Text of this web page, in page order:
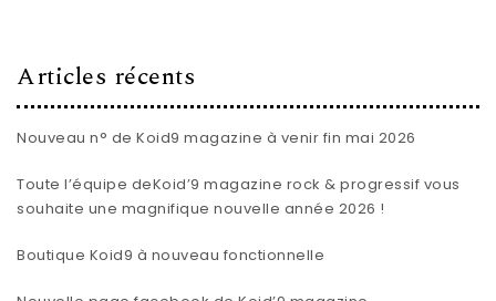
Articles récents
Nouveau n° de Koid9 magazine à venir fin mai 2026
Toute l’équipe deKoid’9 magazine rock & progressif vous
souhaite une magnifique nouvelle année 2026 !
Boutique Koid9 à nouveau fonctionnelle